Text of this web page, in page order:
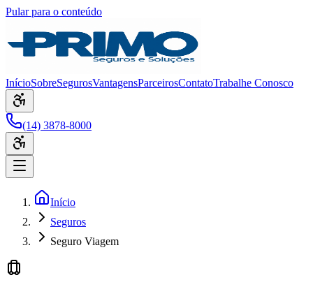
Pular para o conteúdo
InícioSobreSegurosVantagensParceirosContatoTrabalhe Conosco
(14) 3878-8000
Início
Seguros
Seguro Viagem